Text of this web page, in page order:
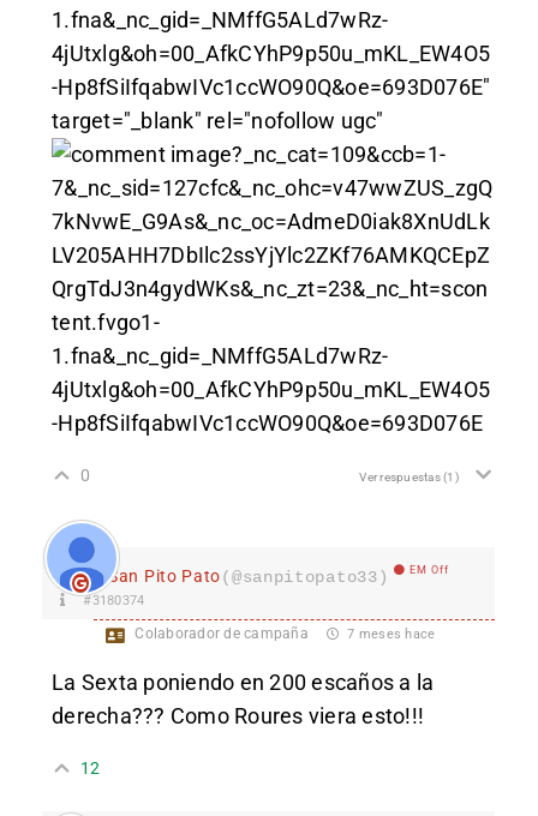
1.fna&_nc_gid=_NMffG5ALd7wRz-
4jUtxlg&oh=00_AfkCYhP9p50u_mKL_EW4O5
-Hp8fSiIfqabwIVc1ccWO90Q&oe=693D076E"
target="_blank" rel="nofollow ugc"
?_nc_cat=109&ccb=1-
7&_nc_sid=127cfc&_nc_ohc=v47wwZUS_zgQ
7kNvwE_G9As&_nc_oc=AdmeD0iak8XnUdLk
LV205AHH7DbIlc2ssYjYlc2ZKf76AMKQCEpZ
QrgTdJ3n4gydWKs&_nc_zt=23&_nc_ht=scon
tent.fvgo1-
1.fna&_nc_gid=_NMffG5ALd7wRz-
4jUtxlg&oh=00_AfkCYhP9p50u_mKL_EW4O5
-Hp8fSiIfqabwIVc1ccWO90Q&oe=693D076E
0 Ver respuestas(1)
San Pito Pato(@sanpitopato33) EM Off
#3180374
Colaborador de campaña 7 meses hace
La Sexta poniendo en 200 escaños a la
derecha??? Como Roures viera esto!!!
12